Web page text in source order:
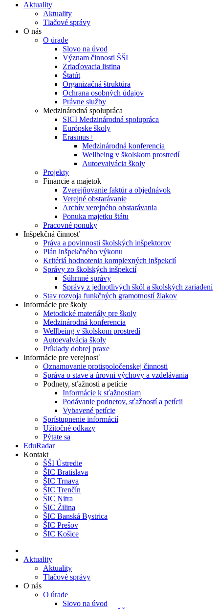
Aktuality
Aktuality
Tlačové správy
O nás
O úrade
Slovo na úvod
Význam činnosti ŠŠI
Zriaďovacia listina
Štatút
Organizačná štruktúra
Ochrana osobných údajov
Právne služby
Medzinárodná spolupráca
SICI Medzinárodná spolupráca
Európske školy
Erasmus+
Medzinárodná konferencia
Wellbeing v školskom prostredí
Autoevalvácia školy
Projekty
Financie a majetok
Zverejňovanie faktúr a objednávok
Verejné obstarávanie
Archív verejného obstarávania
Ponuka majetku štátu
Pracovné ponuky
Inšpekčná činnosť
Práva a povinnosti školských inšpektorov
Plán inšpekčného výkonu
Kritériá hodnotenia komplexných inšpekcií
Správy zo školských inšpekcií
Súhrnné správy
Správy z jednotlivých škôl a školských zariadení
Stav rozvoja funkčných gramotností žiakov
Informácie pre školy
Metodické materiály pre školy
Medzinárodná konferencia
Wellbeing v školskom prostredí
Autoevalvácia školy
Príklady dobrej praxe
Informácie pre verejnosť
Oznamovanie protispoločenskej činnosti
Správa o stave a úrovni výchovy a vzdelávania
Podnety, sťažnosti a petície
Informácie k sťažnostiam
Podávanie podnetov, sťažností a petícii
Vybavené petície
Sprístupnenie informácií
Užitočné odkazy
Pýtate sa
EduRadar
Kontakt
ŠŠI Ústredie
ŠIC Bratislava
ŠIC Trnava
ŠIC Trenčín
ŠIC Nitra
ŠIC Žilina
ŠIC Banská Bystrica
ŠIC Prešov
ŠIC Košice
Aktuality
Aktuality
Tlačové správy
O nás
O úrade
Slovo na úvod